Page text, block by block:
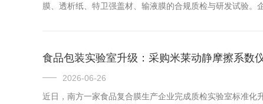
膜、透析纸、特卫强盖材、输液膜的合规质检与研发试验。
食品包装实验室升级：采购米莱动静摩擦系数
2026-06-26
近日，南方一家食品复合膜生产企业完成质检实验室标准